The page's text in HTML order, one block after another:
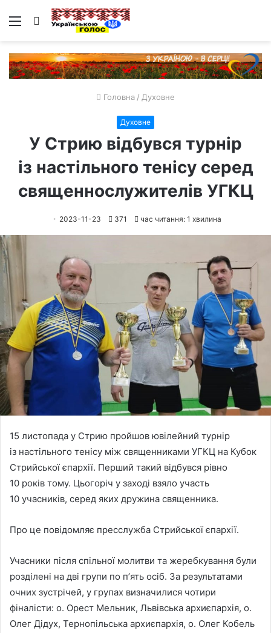
Меню Пошук
Головна / Духовне
Духовне
У Стрию відбувся турнір
із настільного тенісу серед
священнослужителів УГКЦ
2023-11-23 371 час читання: 1 хвилина
15 листопада у Стрию пройшов ювілейний турнір
із настільного тенісу між священниками УГКЦ на Кубок
Стрийської єпархії. Перший такий відбувся рівно
10 років тому. Цьогоріч у заході взяло участь
10 учасників, серед яких дружина священника.
Про це повідомляє пресслужба Стрийської єпархії.
Учасники після спільної молитви та жеребкування були
розділені на дві групи по пʼять осіб. За результатами
очних зустрічей, у групах визначилися чотири
фіналісти: о. Орест Мельник, Львівська архиєпархія, о.
Олег Дідух, Тернопільська архиєпархія, о. Олег Кобель